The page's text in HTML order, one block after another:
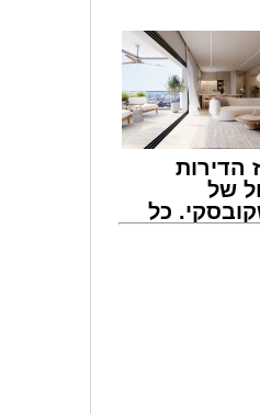
הישיבות שטרם
שרייבר שליט"א
את שומעיהם
רבי ניסים
ולהחדיר
הדירות
של
כל